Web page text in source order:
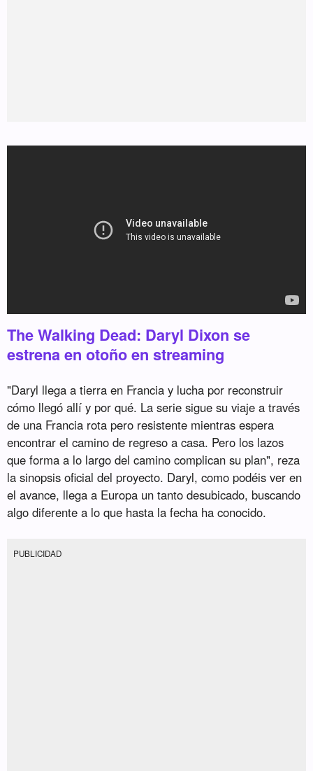
The Walking Dead: Daryl Dixon se
estrena en otoño en streaming
"Daryl llega a tierra en Francia y lucha por reconstruir
cómo llegó allí y por qué. La serie sigue su viaje a través
de una Francia rota pero resistente mientras espera
encontrar el camino de regreso a casa. Pero los lazos
que forma a lo largo del camino complican su plan", reza
la sinopsis oficial del proyecto. Daryl, como podéis ver en
el avance, llega a Europa un tanto desubicado, buscando
algo diferente a lo que hasta la fecha ha conocido.
PUBLICIDAD